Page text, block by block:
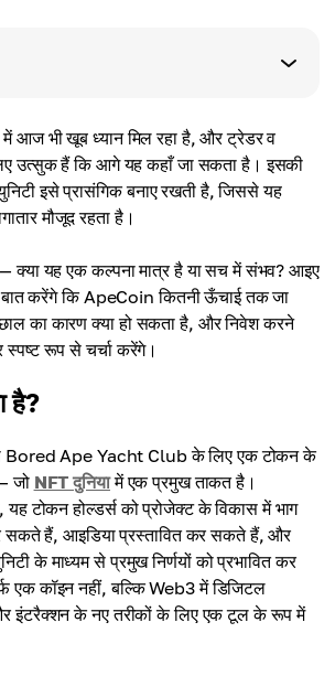
आज भी खूब ध्यान मिल रहा है, और ट्रेडर व
उत्सुक हैं कि आगे यह कहाँ जा सकता है। इसकी
इसे प्रासंगिक बनाए रखती है, जिससे यह
मौजूद रहता है।
यह एक कल्पना मात्र है या सच में संभव? आइए
करेंगे कि ApeCoin कितनी ऊँचाई तक जा
का कारण क्या हो सकता है, और निवेश करने
स्पष्ट रूप से चर्चा करेंगे।
है?
Bored Ape Yacht Club के लिए एक टोकन के
जो NFT दुनियामें एक प्रमुख ताकत है।
यह टोकन होल्डर्स को प्रोजेक्ट के विकास में भाग
सकते हैं, आइडिया प्रस्तावित कर सकते हैं, और
के माध्यम से प्रमुख निर्णयों को प्रभावित कर
एक कॉइन नहीं, बल्कि Web3 में डिजिटल
इंटरैक्शन के नए तरीकों के लिए एक टूल के रूप में